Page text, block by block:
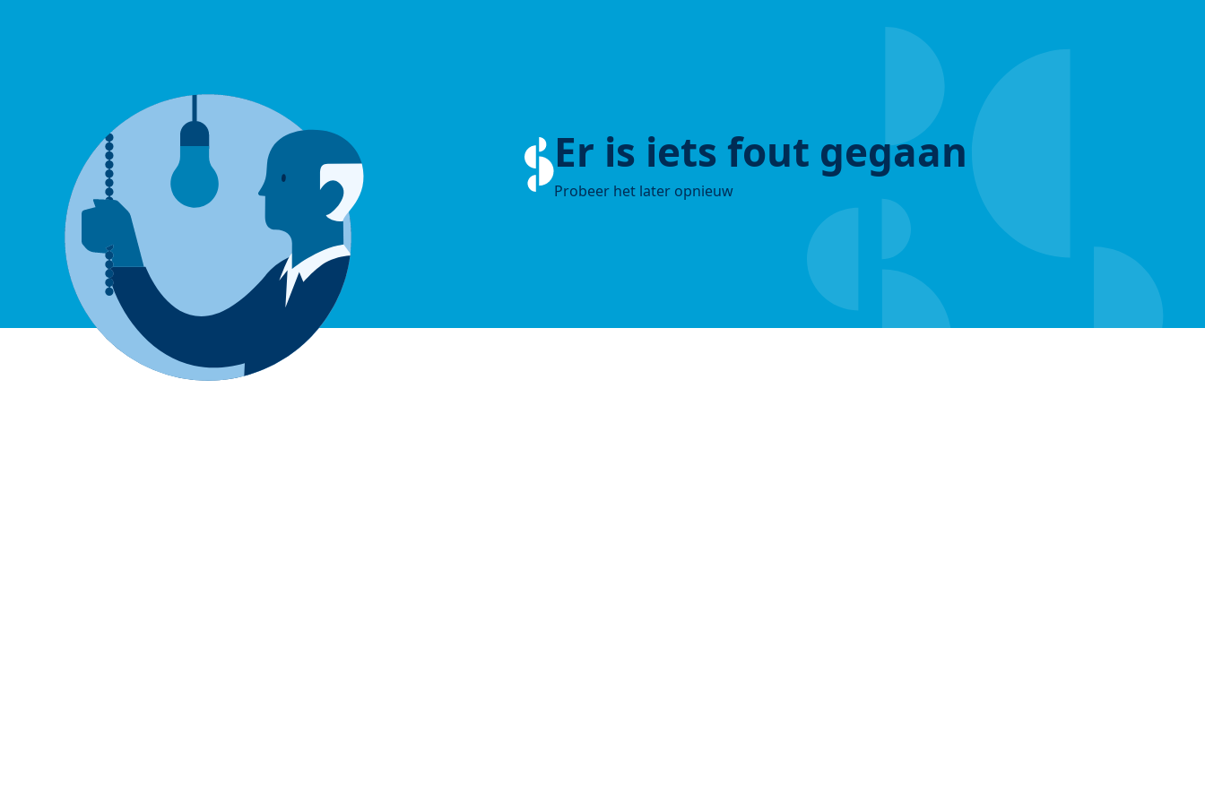
Er is iets fout gegaan
Probeer het later opnieuw